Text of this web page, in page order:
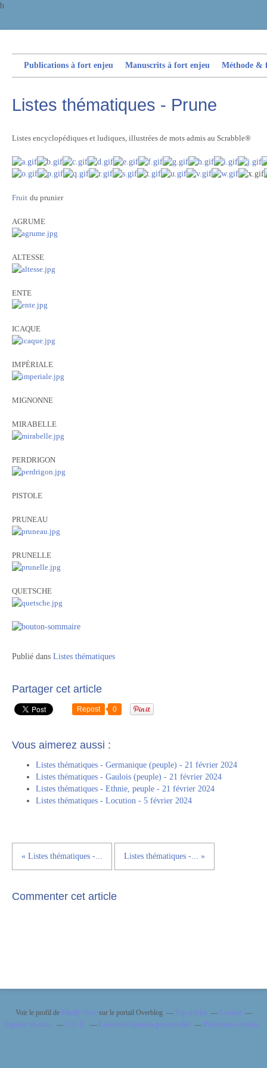
b
Publications à fort enjeu Manuscrits à fort enjeu Méthode &
Listes thématiques - Prune
Listes encyclopédiques et ludiques, illustrées de mots admis au Scrabble®
Fruit du prunier
AGRUME
ALTESSE
ENTE
ICAQUE
IMPÉRIALE
MIGNONNE
MIRABELLE
PERDRIGON
PISTOLE
PRUNEAU
PRUNELLE
QUETSCHE
Publié dans Listes thématiques
Partager cet article
Repost 0
Vous aimerez aussi :
Listes thématiques - Germanique (peuple) - 21 février 2024
Listes thématiques - Gaulois (peuple) - 21 février 2024
Listes thématiques - Ethnie, peuple - 21 février 2024
Listes thématiques - Locution - 5 février 2024
« Listes thématiques -... Listes thématiques -... »
Commenter cet article
Voir le profil de Finally Oversur le portail Overblog Top articles
Contact
Signaler un abus
C.G.U. Cookies et données personnelles Préférences cookies